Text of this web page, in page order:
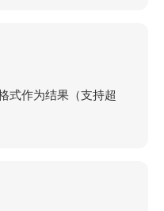
式作为结果（支持超